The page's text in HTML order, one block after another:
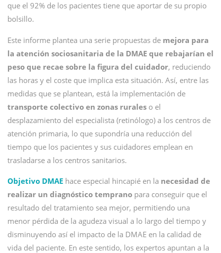
que el 92% de los pacientes tiene que aportar de su propio
bolsillo.
Este informe plantea una serie propuestas de mejora para
la atención sociosanitaria de la DMAE que rebajarían el
peso que recae sobre la figura del cuidador, reduciendo
las horas y el coste que implica esta situación. Así, entre las
medidas que se plantean, está la implementación de
transporte colectivo en zonas rurales o el
desplazamiento del especialista (retinólogo) a los centros de
atención primaria, lo que supondría una reducción del
tiempo que los pacientes y sus cuidadores emplean en
trasladarse a los centros sanitarios.
Objetivo DMAE hace especial hincapié en la necesidad de
realizar un diagnóstico temprano para conseguir que el
resultado del tratamiento sea mejor, permitiendo una
menor pérdida de la agudeza visual a lo largo del tiempo y
disminuyendo así el impacto de la DMAE en la calidad de
vida del paciente. En este sentido, los expertos apuntan a la